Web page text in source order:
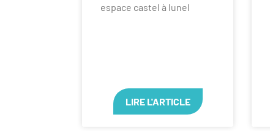
espace castel à lunel
LIRE L'ARTICLE